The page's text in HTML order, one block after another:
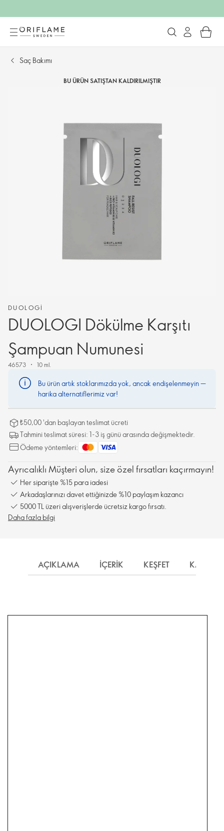
Saç Bakımı
BU ÜRÜN SATIŞTAN KALDIRILMIŞTIR
DUOLOGI
DUOLOGI Dökülme Karşıtı
Şampuan Numunesi
46573 10 ml.
Bu ürün artık stoklarımızda yok, ancak endişelenmeyin —
harika alternatiflerimiz var!
₺50,00 'dan başlayan teslimat ücreti
Tahmini teslimat süresi: 1-3 iş günü arasında değişmektedir.
Ödeme yöntemleri:
Ayrıcalıklı Müşteri olun, size özel fırsatları kaçırmayın!
Her siparişte %15 para iadesi
Arkadaşlarınızı davet ettiğinizde %10 paylaşım kazancı
5000 TL üzeri alışverişlerde ücretsiz kargo fırsatı.
Daha fazla bilgi
AÇIKLAMA İÇERIK KEŞFET KARGO